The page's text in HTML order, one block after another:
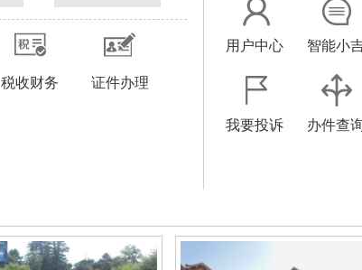
税收财务 证件办理
用户中心 智能小
我要投诉 办件查